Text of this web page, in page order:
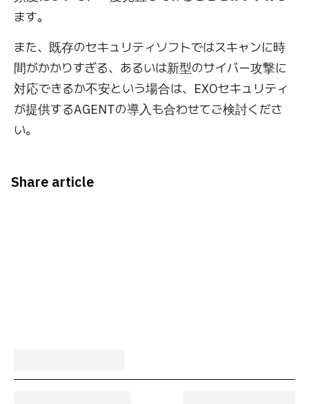
ます。
また、既存のセキュリティソフトではスキャンに時
間がかかりすぎる、あるいは新型のサイバー攻撃に
対応できるか不安という場合は、EXOセキュリティ
が提供するAGENTの導入も合わせてご検討くださ
い。
Share article